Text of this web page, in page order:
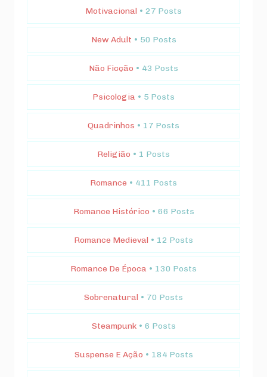
Motivacional • 27 Posts
New Adult • 50 Posts
Não Ficção • 43 Posts
Psicologia • 5 Posts
Quadrinhos • 17 Posts
Religião • 1 Posts
Romance • 411 Posts
Romance Histórico • 66 Posts
Romance Medieval • 12 Posts
Romance De Época • 130 Posts
Sobrenatural • 70 Posts
Steampunk • 6 Posts
Suspense E Ação • 184 Posts